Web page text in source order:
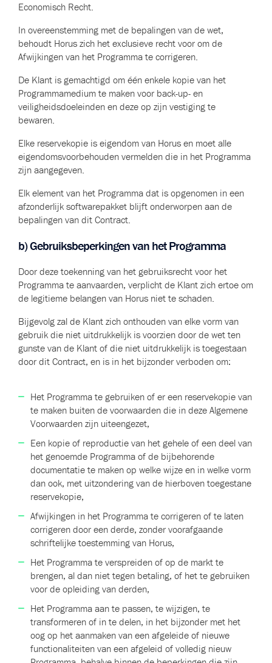
Economisch Recht.
In overeenstemming met de bepalingen van de wet,
behoudt Horus zich het exclusieve recht voor om de
Afwijkingen van het Programma te corrigeren.
De Klant is gemachtigd om één enkele kopie van het
Programmamedium te maken voor back-up- en
veiligheidsdoeleinden en deze op zijn vestiging te
bewaren.
Elke reservekopie is eigendom van Horus en moet alle
eigendomsvoorbehouden vermelden die in het Programma
zijn aangegeven.
Elk element van het Programma dat is opgenomen in een
afzonderlijk softwarepakket blijft onderworpen aan de
bepalingen van dit Contract.
b) Gebruiksbeperkingen van het Programma
Door deze toekenning van het gebruiksrecht voor het
Programma te aanvaarden, verplicht de Klant zich ertoe om
de legitieme belangen van Horus niet te schaden.
Bijgevolg zal de Klant zich onthouden van elke vorm van
gebruik die niet uitdrukkelijk is voorzien door de wet ten
gunste van de Klant of die niet uitdrukkelijk is toegestaan
door dit Contract, en is in het bijzonder verboden om:
Het Programma te gebruiken of er een reservekopie van
te maken buiten de voorwaarden die in deze Algemene
Voorwaarden zijn uiteengezet,
Een kopie of reproductie van het gehele of een deel van
het genoemde Programma of de bijbehorende
documentatie te maken op welke wijze en in welke vorm
dan ook, met uitzondering van de hierboven toegestane
reservekopie,
Afwijkingen in het Programma te corrigeren of te laten
corrigeren door een derde, zonder voorafgaande
schriftelijke toestemming van Horus,
Het Programma te verspreiden of op de markt te
brengen, al dan niet tegen betaling, of het te gebruiken
voor de opleiding van derden,
Het Programma aan te passen, te wijzigen, te
transformeren of in te delen, in het bijzonder met het
oog op het aanmaken van een afgeleide of nieuwe
functionaliteiten van een afgeleid of volledig nieuw